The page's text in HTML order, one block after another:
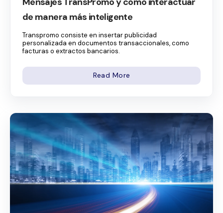
de manera más inteligente
Transpromo consiste en insertar publicidad
personalizada en documentos transaccionales, como
facturas o extractos bancarios.
Read More